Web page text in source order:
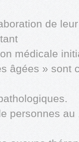
de
médicale
âgées » sont
personnes